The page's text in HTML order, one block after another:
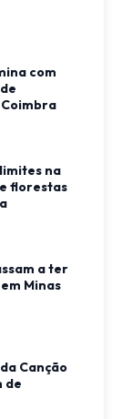
com
na
florestas
a ter
Minas
Canção
de